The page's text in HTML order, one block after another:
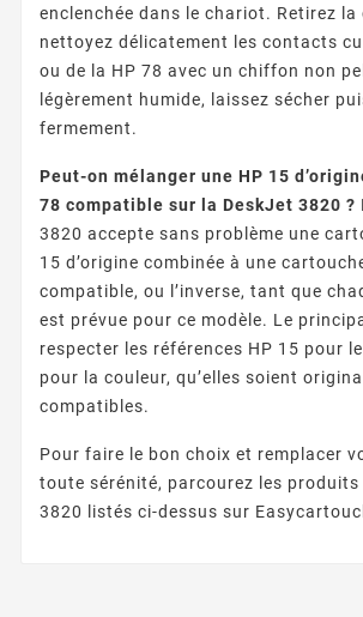
enclenchée dans le chariot. Retirez la
nettoyez délicatement les contacts
ou de la HP 78 avec un chiffon non
légèrement humide, laissez sécher
fermement.
Peut-on mélanger une HP 15
78 compatible sur la DeskJet 3820 ?
3820 accepte sans problème une
15 d’origine combinée à une
compatible, ou l’inverse, tant que
est prévue pour ce modèle. Le
respecter les références HP 15 pour
pour la couleur, qu’elles soient
compatibles.
Pour faire le bon choix et remplacer
toute sérénité, parcourez les produits
3820 listés ci-dessus sur